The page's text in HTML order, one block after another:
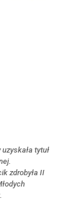
tytuł
zdrobyła II